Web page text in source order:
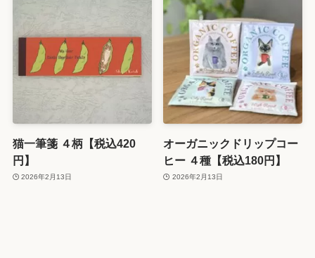
猫一筆箋 ４柄【税込420
円】
2026年2月13日
オーガニックドリップコー
ヒー ４種【税込180円】
2026年2月13日